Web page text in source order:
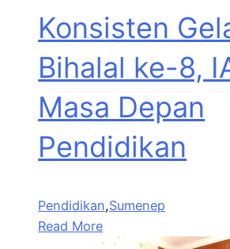
Konsisten
Bihalal ke-8,
Masa Depan
Pendidikan
Pendidikan,Sumenep
Read More